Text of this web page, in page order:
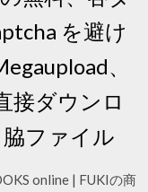
を避け
、
接ダウンロ
ファイル
online | FUKIの商